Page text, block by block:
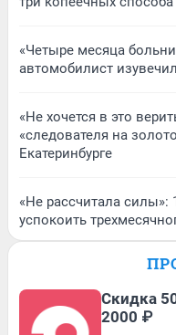
«Четыре месяца
автомобилист
«Не хочется в это
«следователя на
Екатеринбурге
«Не рассчитала силы»:
успокоить
Скидка
2000 ₽